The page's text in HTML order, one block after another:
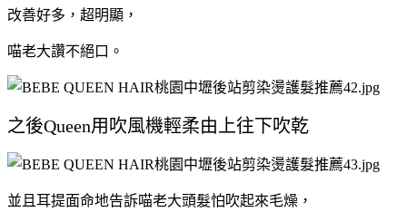
改善好多，超明顯，
喵老大讚不絕口。
之後Queen用吹風機輕柔由上往下吹乾
並且耳提面命地告訴喵老大頭髮怕吹起來毛燥，